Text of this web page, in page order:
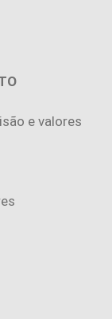
e valores